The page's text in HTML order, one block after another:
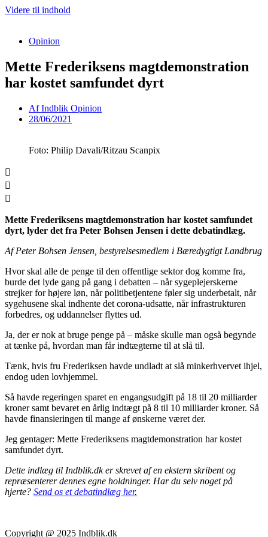
Videre til indhold
Opinion
Mette Frederiksens magtdemonstration
har kostet samfundet dyrt
AfIndblik Opinion
28/06/2021
Foto: Philip Davali/Ritzau Scanpix
Mette Frederiksens magtdemonstration har kostet samfundet
dyrt, lyder det fra Peter Bohsen Jensen i dette debatindlæg.
Af Peter Bohsen Jensen, bestyrelsesmedlem i Bæredygtigt Landbrug
Hvor skal alle de penge til den offentlige sektor dog komme fra,
burde det lyde gang på gang i debatten – når sygeplejerskerne
strejker for højere løn, når politibetjentene føler sig underbetalt, når
sygehusene skal indhente det corona-udsatte, når infrastrukturen
forbedres, og uddannelser flyttes ud.
Ja, der er nok at bruge penge på – måske skulle man også begynde
at tænke på, hvordan man får indtægterne til at slå til.
Tænk, hvis fru Frederiksen havde undladt at slå minkerhvervet ihjel,
endog uden lovhjemmel.
Så havde regeringen sparet en engangsudgift på 18 til 20 milliarder
kroner samt bevaret en årlig indtægt på 8 til 10 milliarder kroner. Så
havde finansieringen til mange af ønskerne været der.
Jeg gentager: Mette Frederiksens magtdemonstration har kostet
samfundet dyrt.
Dette indlæg til Indblik.dk er skrevet af en ekstern skribent og
repræsenterer dennes egne holdninger. Har du selv noget på
hjerte? Send os et debatindlæg her.
Copyright @ 2025 Indblik.dk